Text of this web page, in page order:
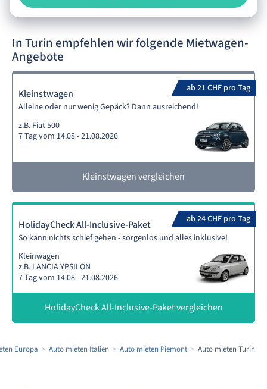
In Turin empfehlen wir folgende Mietwagen-
Angebote
ab 21 CHF pro Tag
Kleinstwagen
Alleine oder nur wenig Gepäck? Dann ausreichend!
z.B. Fiat 500
7 Tag vom 14.08 - 21.08.2026
Kleinstwagen vergleichen
ab 24 CHF pro Tag
HolidayCheck All-Inclusive-Paket
So kann nichts schief gehen - sorgenlos und alles inklusive!
Kleinwagen
z.B. LANCIA YPSILON
7 Tag vom 14.08 - 21.08.2026
HolidayCheck All-Inclusive-Paket vergleichen
Europa Auto mieten Italien Auto mieten Piemont Auto mieten Turin